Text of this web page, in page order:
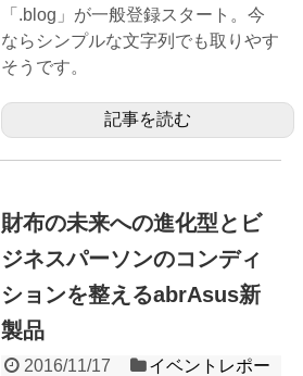
「.blog」が一般登録スタート。今
ならシンプルな文字列でも取りやす
そうです。
記事を読む
財布の未来への進化型とビ
ジネスパーソンのコンディ
ションを整えるabrAsus新
製品
2016/11/17
イベントレポー